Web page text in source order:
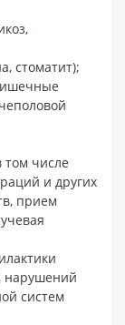
стоматит);
том числе
и других
прием
нарушений
систем